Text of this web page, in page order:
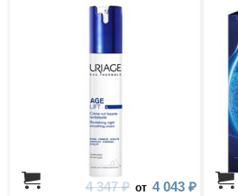
4 347 ₽ от 4 043 ₽